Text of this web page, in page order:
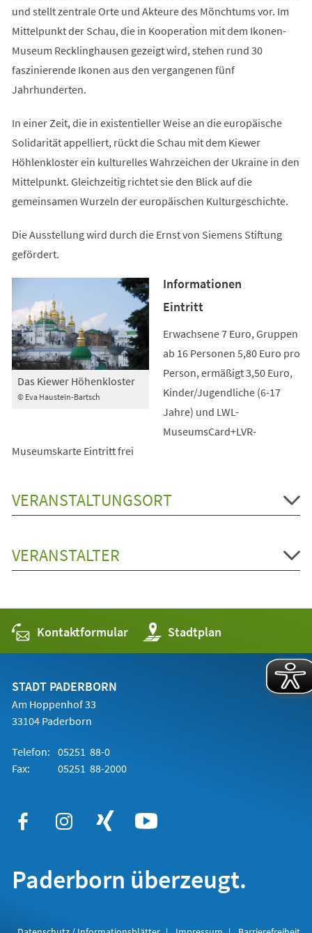
und stellt zentrale Orte und Akteure des Mönchtums vor. Im
Mittelpunkt der Schau, die in Kooperation mit dem Ikonen-
Museum Recklinghausen gezeigt wird, stehen rund 30
faszinierende Ikonen aus den vergangenen fünf
Jahrhunderten.
In einer Zeit, die in existentieller Weise an die europäische
Solidarität appelliert, rückt die Schau mit dem Kiewer
Höhlenkloster ein kulturelles Wahrzeichen der Ukraine in den
Mittelpunkt. Gleichzeitig richtet sie den Blick auf die
gemeinsamen Wurzeln der europäischen Kulturgeschichte.
Die Ausstellung wird durch die Ernst von Siemens Stiftung
gefördert.
© Eva Haustein-Bartsch
Das Kiewer Höhenkloster
Informationen
Eintritt
Erwachsene 7 Euro, Gruppen
ab 16 Personen 5,80 Euro pro
Person, ermäßigt 3,50 Euro,
Kinder/Jugendliche (6-17
Jahre) und LWL-
MuseumsCard+LVR-
Museumskarte Eintritt frei
VERANSTALTUNGSORT
VERANSTALTER
Kontaktformular Stadtplan
(Öffnet
in
einem
STADT PADERBORN
Am Hoppenhof 33
33104 Paderborn
Telefon: 05251 88-0
Fax:
05251 88-2000
Paderborn überzeugt.